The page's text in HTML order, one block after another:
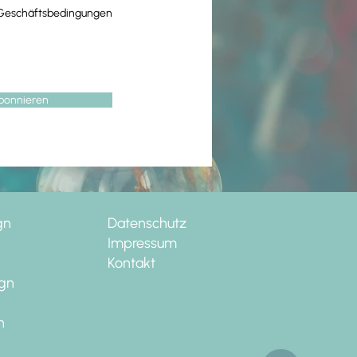
Datenschutz
Impressum
Kontakt